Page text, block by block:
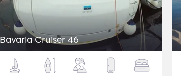
Bavaria Cruiser 46